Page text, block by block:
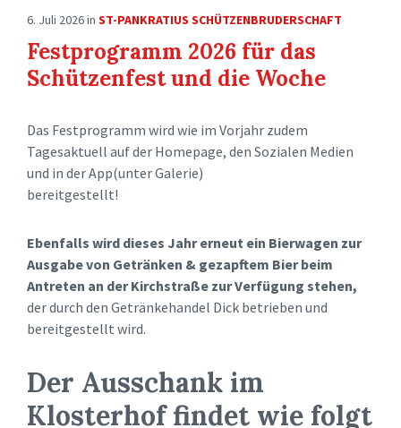
6. Juli 2026in ST-PANKRATIUS SCHÜTZENBRUDERSCHAFT
Festprogramm 2026 für das
Schützenfest und die Woche
Das Festprogramm wird wie im Vorjahr zudem
Tagesaktuell auf der Homepage, den Sozialen Medien
und in der App(unter Galerie)
bereitgestellt!
Ebenfalls wird dieses Jahr erneut ein Bierwagen zur
Ausgabevon Getränken & gezapftem Bier beim
Antreten an der Kirchstraße zur Verfügung stehen,
der durch den Getränkehandel Dick betrieben und
bereitgestellt wird.
Der Ausschank im
Klosterhof findet wie folgt